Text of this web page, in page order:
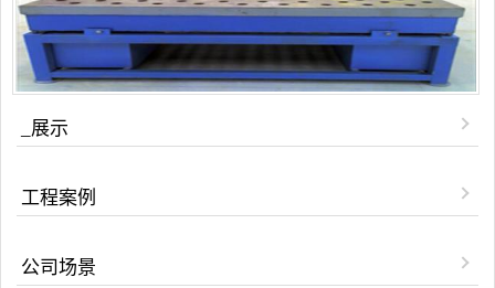
_展示
工程案例
公司场景